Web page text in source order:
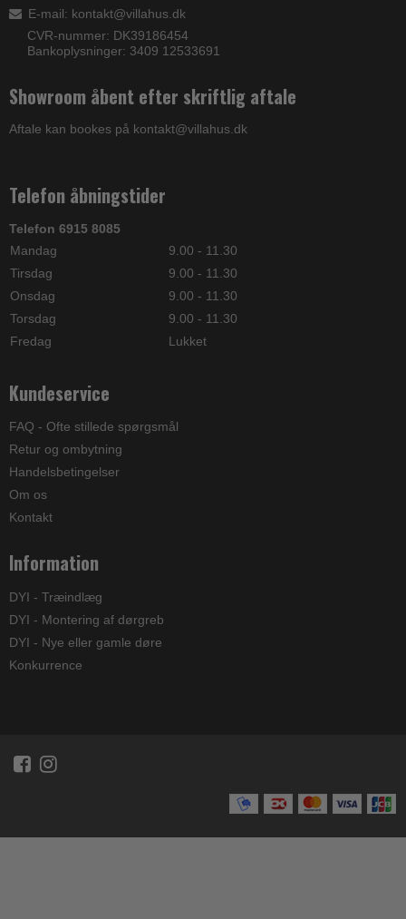
E-mail: kontakt@villahus.dk
CVR-nummer: DK39186454
Bankoplysninger: 3409 12533691
Showroom åbent efter skriftlig aftale
Aftale kan bookes på kontakt@villahus.dk
Telefon åbningstider
Telefon 6915 8085
Mandag
9.00 - 11.30
Tirsdag
9.00 - 11.30
Onsdag
9.00 - 11.30
Torsdag
9.00 - 11.30
Fredag
Lukket
Kundeservice
FAQ - Ofte stillede spørgsmål
Retur og ombytning
Handelsbetingelser
Om os
Kontakt
Information
DYI - Træindlæg
DYI - Montering af dørgreb
DYI - Nye eller gamle døre
Konkurrence